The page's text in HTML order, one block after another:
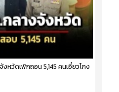
หวัดเพิกถอน 5,145 คนเอี่ยวโกง